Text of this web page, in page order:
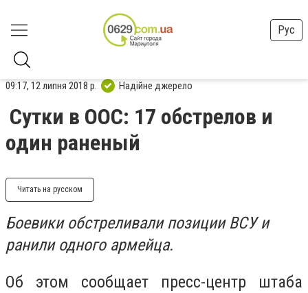
Рус
09:17, 12 липня 2018 р. Надійне джерело
Сутки в ООС: 17 обстрелов и
один раненый
Читать на русском
Боевики обстреливали позиции ВСУ и
ранили одного армейца.
Об этом сообщает пресс-центр штаба